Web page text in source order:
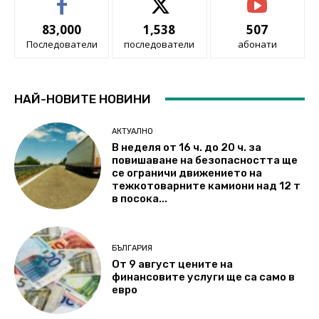
83,000
Последователи
1,538
последователи
507
абонати
НАЙ-НОВИТЕ НОВИНИ
АКТУАЛНО
В неделя от 16 ч. до 20 ч. за
повишаване на безопасността ще
се ограничи движението на
тежкотоварните камиони над 12 т
в посока...
БЪЛГАРИЯ
От 9 август цените на
финансовите услуги ще са само в
евро